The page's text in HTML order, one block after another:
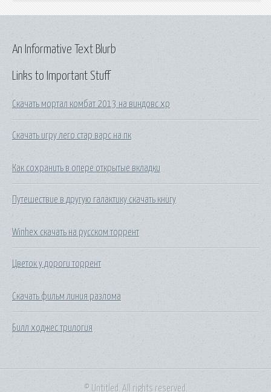
Links to Important Stuff
Скачать мортал комбат 2013 на виндовс xp
Скачать игру лего стар варс на пк
Как сохранить в опере открытые вкладки
Путешествие в другую галактику скачать книгу
Winhex скачать на русском торрент
Цветок у дороги торрент
Скачать фильм линия разлома
Билл ходжес трилогия
An Informative Text Blurb
© Untitled. All rights reserved.